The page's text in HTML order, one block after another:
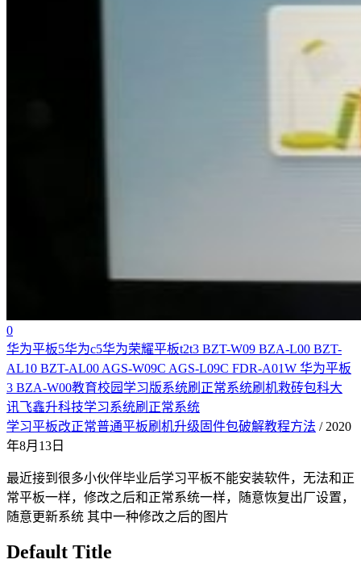
0
华为平板5华为c5华为荣耀平板t2t3 BZT-W09 BZA-L00 BZT-
AL10 BZT-AL00 AGS-W09C AGS-L09C FDR-A01W 华为平板
3 BZA-W00教育校园学习版系统刷正常系统刷机救砖包科大
讯飞鑫升科技学习系统刷正常系统
学习平板改正常普通平板刷机升级固件包破解教程方法 / 2020
年8月13日
最近接到很多小伙伴毕业后学习平板不能安装软件，无法和正
常平板一样，修改之后和正常系统一样，随意恢复出厂设置，
随意更新系统 其中一种修改之后的图片
Default Title